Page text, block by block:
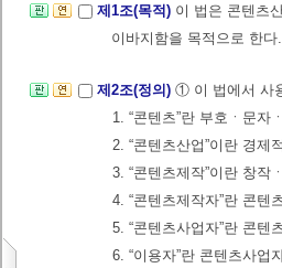
제1조(목적) 이 법은 콘텐츠
이바지함을 목적으로 한다.
제2조(정의) ① 이 법에서 사
1. “콘텐츠”란 부호ㆍ문
2. “콘텐츠산업”이란 경
3. “콘텐츠제작”이란 창
4. “콘텐츠제작자”란 콘
5. “콘텐츠사업자”란 콘
6. “이용자”란 콘텐츠사업